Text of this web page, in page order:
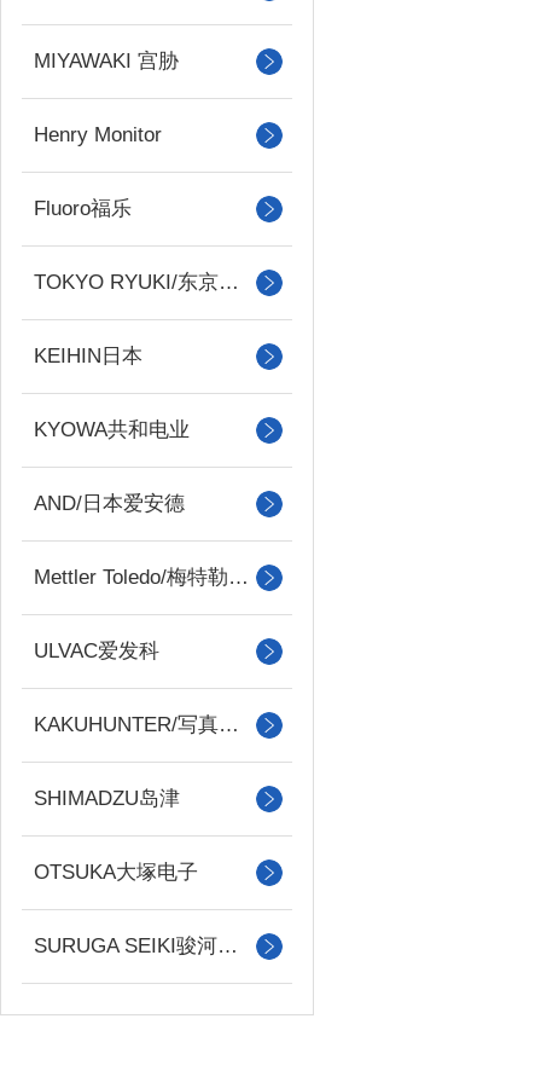
MIYAWAKI 宫胁
Henry Monitor
Fluoro福乐
TOKYO RYUKI/东京流机
KEIHIN日本
KYOWA共和电业
AND/日本爱安德
Mettler Toledo/梅特勒托利多
ULVAC爱发科
KAKUHUNTER/写真化学
SHIMADZU岛津
OTSUKA大塚电子
SURUGA SEIKI骏河精机